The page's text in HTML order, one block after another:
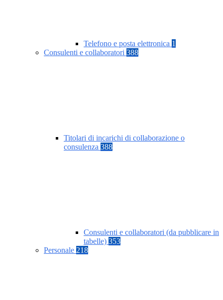
Telefono e posta elettronica 1
Consulenti e collaboratori 388
Titolari di incarichi di collaborazione o
consulenza 388
Consulenti e collaboratori (da pubblicare in
tabelle) 353
Personale 218